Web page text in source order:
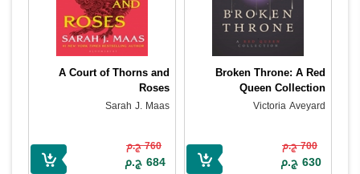
Broken Throne: A Red
Queen Collection
Victoria Aveyard
700 ج.م
630 ج.م
A Court of Thorns and
Roses
Sarah J. Maas
760 ج.م
684 ج.م